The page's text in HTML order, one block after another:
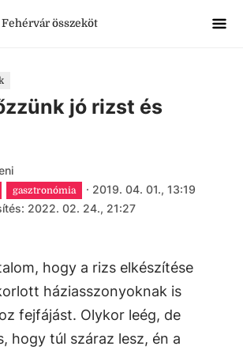
Fehérvár összeköt
jó rizst és
gasztronómia · 2019. 04. 01., 13:19
2022. 02. 24., 21:27
hogy a rizs elkészítése
háziasszonyoknak is
fejfájást. Olykor leég, de
hogy túl száraz lesz, én a